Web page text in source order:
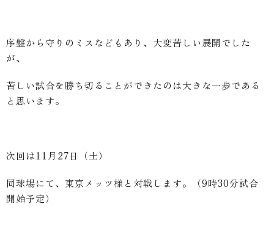
序盤から守りのミスなどもあり、大変苦しい展開でした
が、
苦しい試合を勝ち切ることができたのは大きな一歩である
と思います。
次回は11月27日（土）
同球場にて、東京メッツ様と対戦します。（9時30分試合
開始予定）